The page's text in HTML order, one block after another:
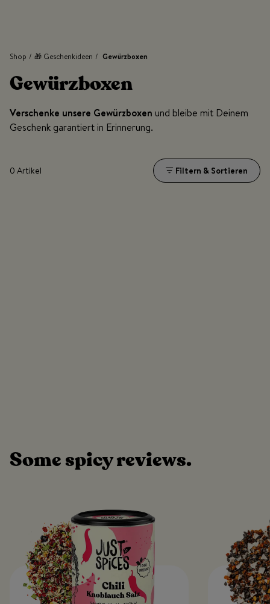
Shop / 🎁 Geschenkideen / Gewürzboxen
Gewürzboxen
Verschenke unsere Gewürzboxen und bleibe mit Deinem
Geschenk garantiert in Erinnerung.
0 Artikel Filtern & Sortieren
Some spicy reviews.